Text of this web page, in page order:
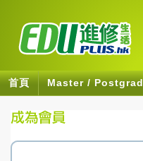
首頁 Master / Postgrad